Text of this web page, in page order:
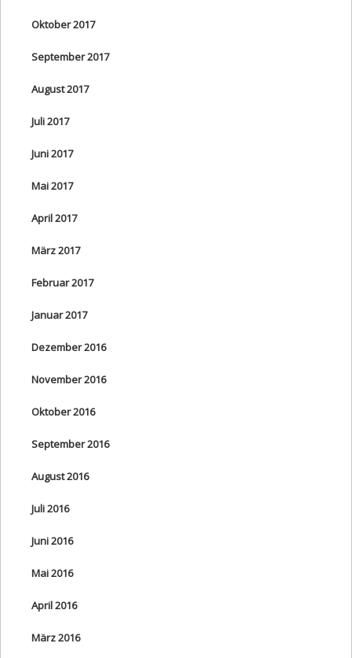
Oktober 2017
September 2017
August 2017
Juli 2017
Juni 2017
Mai 2017
April 2017
März 2017
Februar 2017
Januar 2017
Dezember 2016
November 2016
Oktober 2016
September 2016
August 2016
Juli 2016
Juni 2016
Mai 2016
April 2016
März 2016